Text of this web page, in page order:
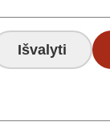
Išvalyti